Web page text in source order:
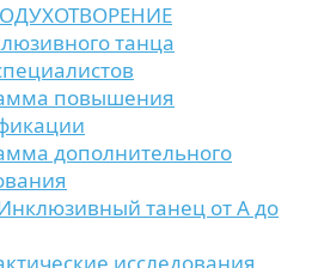
ОДУХОТВОРЕНИЕ
танца
повышения
дополнительного
танец от А до